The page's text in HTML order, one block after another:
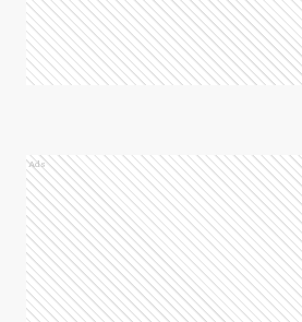
Ads